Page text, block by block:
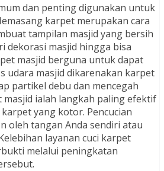
dan penting digunakan untuk
karpet merupakan cara
tampilan masjid yang bersih
dekorasi masjid hingga bisa
masjid berguna untuk dapat
udara masjid dikarenakan karpet
partikel debu dan mencegah
masjid ialah langkah paling efektif
yang kotor. Pencucian
oleh tangan Anda sendiri atau
layanan cuci karpet
melalui peningkatan